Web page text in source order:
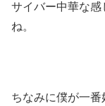
サイバー中華な感
ね。
ちなみに僕が一